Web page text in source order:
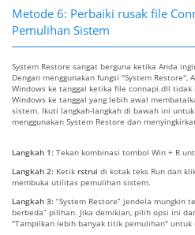
Metode 6: Perbaiki rusak file
Pemulihan Sistem
System Restore sangat berguna ketika Anda
Dengan menggunakan fungsi "System
Windows ke tanggal ketika file connapi.dll
Windows ke tanggal yang lebih awal
sistem. Ikuti langkah-langkah di bawah ini
menggunakan System Restore dan
Langkah 1: Tekan kombinasi tombol Win + R
Langkah 2: Ketik rstrui di kotak teks Run dan
membuka utilitas pemulihan sistem.
Langkah 3: “System Restore” jendela mungkin
berbeda” pilihan. Jika demikian, pilih opsi ini
"Tampilkan lebih banyak titik pemulihan"